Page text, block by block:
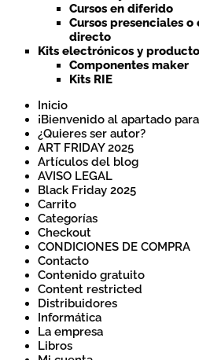
Cursos en diferido
Cursos presenciales o
directo
Kits electrónicos y
Componentes maker
Kits RIE
Inicio
¡Bienvenido al apartado
¿Quieres ser autor?
ART FRIDAY 2025
Artículos del blog
AVISO LEGAL
Black Friday 2025
Carrito
Categorías
Checkout
CONDICIONES DE COMPRA
Contacto
Contenido gratuito
Content restricted
Distribuidores
Informática
La empresa
Libros